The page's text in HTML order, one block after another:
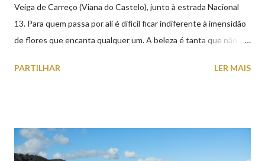
Veiga de Carreço (Viana do Castelo), junto à estrada Nacional
13. Para quem passa por ali é difícil ficar indiferente à imensidão
de flores que encanta qualquer um. A beleza é tanta que não
aproveite a paisagem como cenário para tirar algumas
PARTILHAR LER MAIS